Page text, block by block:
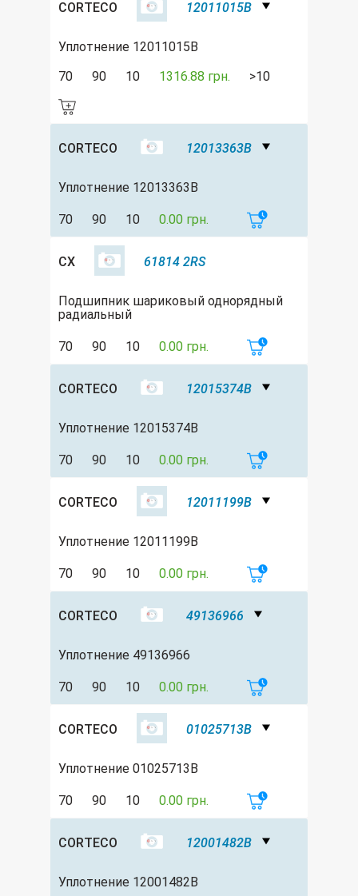
CORTECO 12011015B
Уплотнение 12011015B
70
90 10 1316.88 грн. >10
CORTECO 12013363B
Уплотнение 12013363B
70 90 10 0.00 грн.
CX 61814 2RS
Подшипник шариковый однорядный
радиальный
70 90 10 0.00 грн.
CORTECO 12015374B
Уплотнение 12015374B
70 90 10 0.00 грн.
CORTECO 12011199B
Уплотнение 12011199B
70 90 10 0.00 грн.
CORTECO 49136966
Уплотнение 49136966
70 90 10 0.00 грн.
CORTECO 01025713B
Уплотнение 01025713B
70 90 10 0.00 грн.
CORTECO 12001482B
Уплотнение 12001482B